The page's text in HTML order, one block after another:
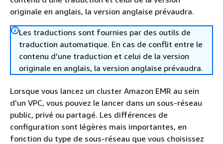
originale en anglais, la version anglaise prévaudra.
Les traductions sont fournies par des outils de
traduction automatique. En cas de conflit entre le
contenu d'une traduction et celui de la version
originale en anglais, la version anglaise prévaudra.
Lorsque vous lancez un cluster Amazon EMR au sein
d'un VPC, vous pouvez le lancer dans un sous-réseau
public, privé ou partagé. Les différences de
configuration sont légères mais importantes, en
fonction du type de sous-réseau que vous choisissez